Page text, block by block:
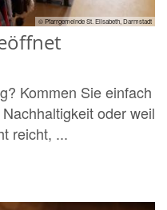
© Pfarrgemeinde St. Elisabeth, Darmstadt
Kommen Sie einfach
oder weil
reicht, ...